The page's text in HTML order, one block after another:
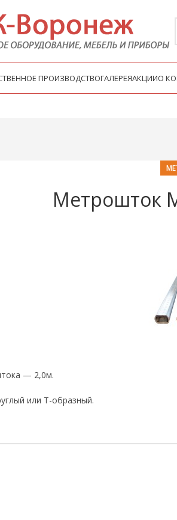
ПРОИЗВОДСТВОГАЛЕРЕЯАКЦИИО
Метрошток
— 2,0м.
или Т-образный.